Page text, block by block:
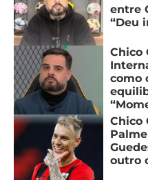
entre
“Deu
Chico
como
Chico
outro